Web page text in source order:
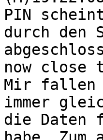
PIN
durch den
now close
Mir fallen
immer
die Daten